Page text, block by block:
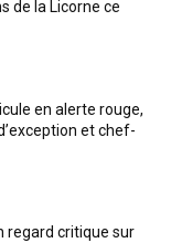
de la Licorne ce
en alerte rouge,
et chef-
regard critique sur